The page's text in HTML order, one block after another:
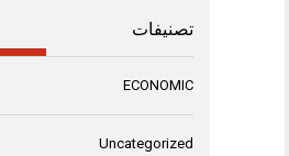
تصنيفات
ECONOMIC
Uncategorized